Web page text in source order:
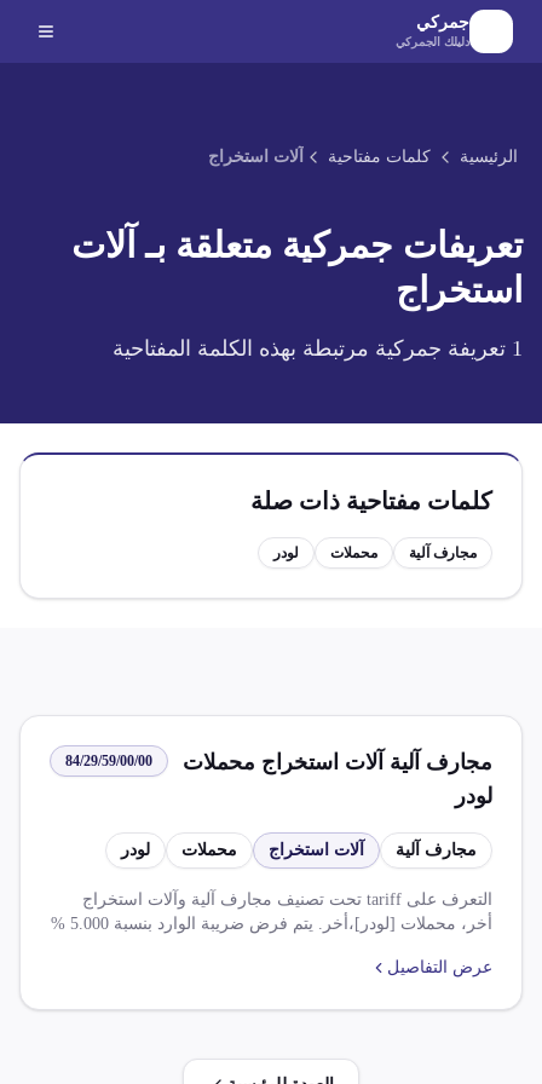
الانتقال إلى المحتوى الرئيسي
جمركي
دليلك الجمركي
الرئيسية كلمات مفتاحية آلات استخراج
تعريفات جمركية متعلقة بـ آلات
استخراج
1 تعريفة جمركية مرتبطة بهذه الكلمة المفتاحية
كلمات مفتاحية ذات صلة
مجارف آلية محملات لودر
مجارف آلية آلات استخراج محملات
لودر
84/29/59/00/00
مجارف آلية آلات استخراج محملات لودر
التعرف على tariff تحت تصنيف مجارف آلية وآلات استخراج
أخر، محملات [لودر]،أخر. يتم فرض ضريبة الوارد بنسبة 5.000 %
مختلفة مثل اتفاقية التجارة الحرة الافريقية القارية ومجموعة أ و
عرض التفاصيل